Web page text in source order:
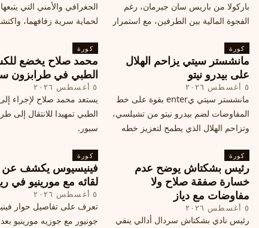
باركولا من باريس سان جيرمان، رغم
الفجوة المالية بين الطرفين، مع استمرار
إغلاق سوق الانتقالات
الجغرافي والأمني التي يتبعها
لحماية سرية زفافهما،
في البرتغال، واعرف ما هي
القادمة في هذا الحدث
كورة
مانشستر سيتي يزاحم الهلال
على بيدرو نيتو
٥ أغسطس ٢٠٢٦
مانشستر سيتي يenter بقوة على خط
المفاوضات لضم بيدرو نيتو من تشيلسي،
وتزاحم الهلال الذي يطمح لتعزيز خطه
كورة
محمد صلاح يخضع
الطبي في طرابزون
٥ أغسطس ٢٠٢٦
يستعد محمد صلاح لإجراء
الطبي تمهيدا للانتقال إلى
سبور.
كورة
رئيس بشكتاش يوضح عدم
خسارة صفقة صلاح ولا
مفاوضات مع دياز
٥ أغسطس ٢٠٢٦
رئيس نادي بشكتاش سردال أدالي ينفي
كورة
فينيسيوس يكشف عن
لقائه مع مورينيو في
٥ أغسطس ٢٠٢٦
تعرف على تفاصيل حوار
جونيور مع جوزيه مورينيو